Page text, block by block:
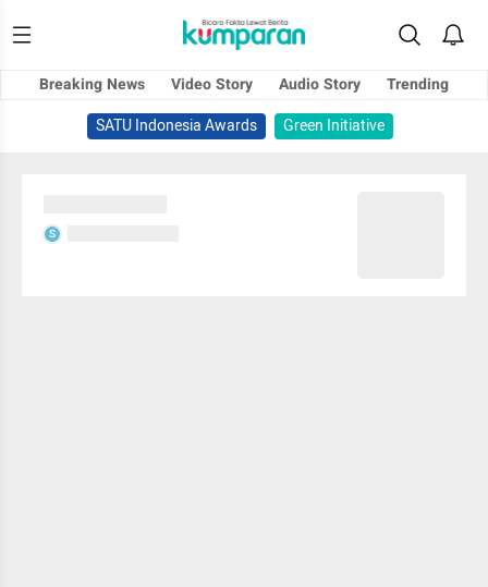
Breaking News Video Story Audio Story
Trending
SATU Indonesia Awards
Green Initiative
S